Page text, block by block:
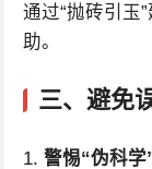
通过“抛砖引玉
助。
三、避免
1. 警惕“伪科学